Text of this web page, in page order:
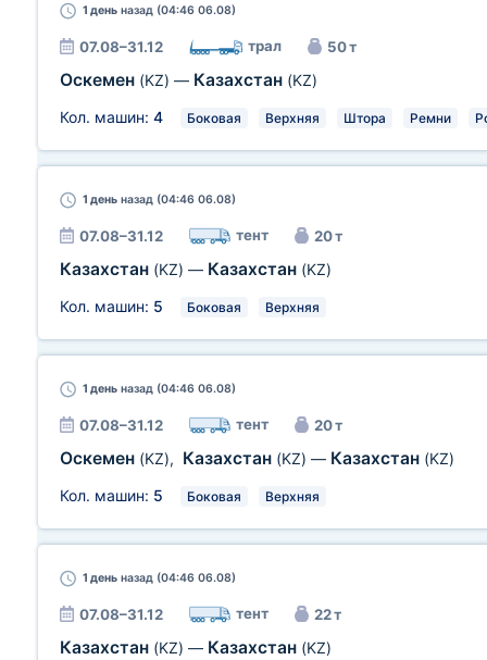
1 день назад (04:46 06.08)
07.08–31.12 трал 50 т
Оскемен (KZ) — Казахстан (KZ)
Кол. машин: 4 Боковая Верхняя Штора Ремни
1 день назад (04:46 06.08)
07.08–31.12 тент 20 т
Казахстан (KZ) — Казахстан (KZ)
Кол. машин: 5 Боковая Верхняя
1 день назад (04:46 06.08)
07.08–31.12 тент 20 т
Оскемен (KZ), Казахстан (KZ) — Казахстан (KZ)
Кол. машин: 5 Боковая Верхняя
1 день назад (04:46 06.08)
07.08–31.12 тент 22 т
Казахстан (KZ) — Казахстан (KZ)